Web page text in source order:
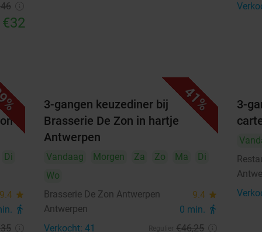
€32
Di
9.4 star
directions_walk
41%
3-gangen keuzediner bij
Brasserie De Zon in hartje
Antwerpen
Vandaag Morgen Za Zo Ma
Di
Wo
Brasserie De Zon Antwerpen
9.4 star
Antwerpen 0 min. directions_walk
Verkocht: 41 €46,25
3-